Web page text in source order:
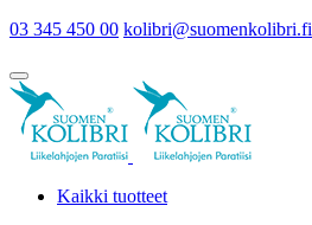
03 345 450 00 kolibri@suomenkolibri.fi
Kaikki tuotteet